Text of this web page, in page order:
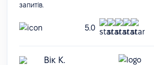
запитів.
5.0
Вік К.